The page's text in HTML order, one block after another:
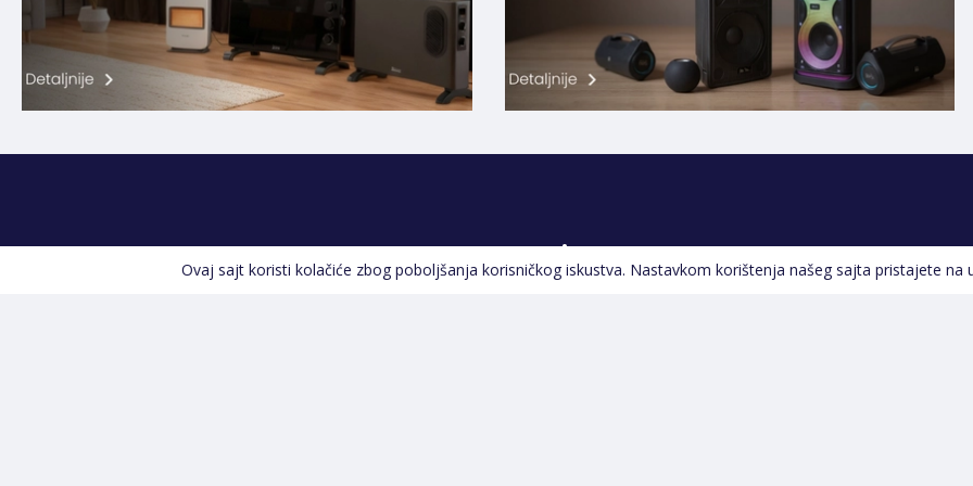
Pratite nas
Ovaj sajt koristi kolačiće zbog poboljšanja korisničkog iskustva. Nastavkom korištenja našeg sajta pristajete na